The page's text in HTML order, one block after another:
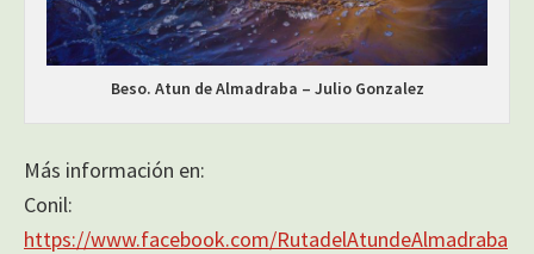
Beso. Atun de Almadraba – Julio Gonzalez
Más información en:
Conil:
https://www.facebook.com/RutadelAtundeAlmadraba